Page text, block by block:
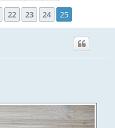
22 23 24 25